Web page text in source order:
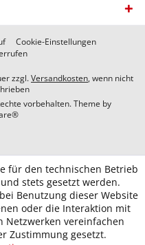
Cookie-Einstellungen
zzgl.Versandkosten, wenn nicht
vorbehalten. Theme by
für den technischen Betrieb
stets gesetzt werden.
Benutzung dieser Website
oder die Interaktion mit
Netzwerken vereinfachen
Zustimmung gesetzt.